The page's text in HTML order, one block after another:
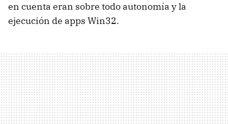
en cuenta eran sobre todo autonomía y la
ejecución de apps Win32.